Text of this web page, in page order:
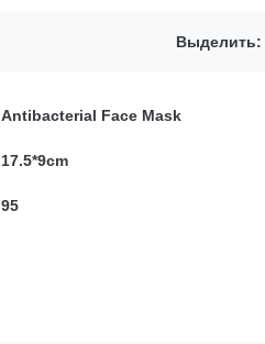
Выделить:
Antibacterial Face Mask
17.5*9cm
95